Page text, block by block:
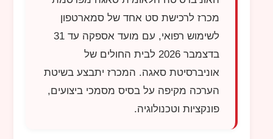
מכרז לרכישת סט אחד של סמארטפון
לשימוש רפואי, עם מועד אספקה עד 31
בדצמבר 2026 לבית החולים של
אוניברסיטת סאגה. המכרז יתבצע בשיטת
הערכה מקיפה על בסיס מסמכי ביצועים,
פונקציות וטכנולוגיה.